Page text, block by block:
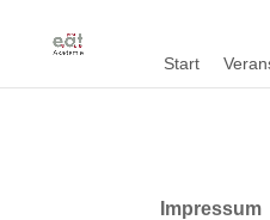
Start
Impressum